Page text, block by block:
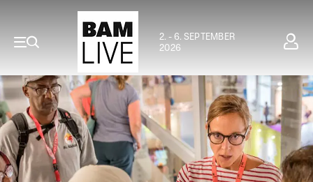
2. - 6. SEPTEMBER
2026